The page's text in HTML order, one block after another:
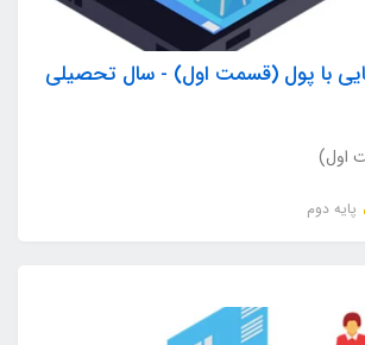
با پول (قسمت اول) - سال تحصیلی
اول)
پایه دوم